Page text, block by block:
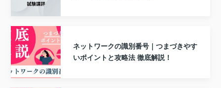
ネットワークの識別番号｜つまづきやす
いポイントと攻略法 徹底解説！